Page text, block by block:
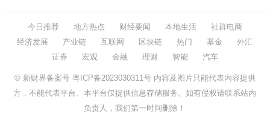
今日推荐 地方热点 财经要闻 本地生活
社群电商
经济发展
产业链 互联网 区块链 热门 基金
外汇
证券
宏观 金融 理财 智能 汽车
© 新财界备案号 粤ICP备2023030311号内容及图片只能代表内容提供
方，不能代表平台、本平台仅提供信息存储服务。如有侵权请联系站内
负责人，我们第一时间删除！